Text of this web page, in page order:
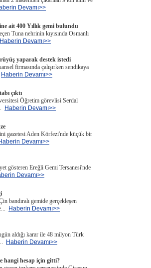
Devamı>>
ait 400 Yıllık gemi bulundu
Tuna nehrinin kıyısında Osmanlı
Haberin Devamı>>
yaparak destek istedi
firmasında çalışırken sendikaya
Haberin Devamı>>
çıktı
Öğretim görevlisi Serdal
Haberin Devamı>>
gazetesi Aden Körfezi'nde küçük bir
Devamı>>
gösteren Ereğli Gemi Tersanesi'nde
Devamı>>
bandıralı gemide gerçekleşen
Haberin Devamı>>
aldığı karar ile 48 milyon Türk
Haberin Devamı>>
hangi hesap için gitti?